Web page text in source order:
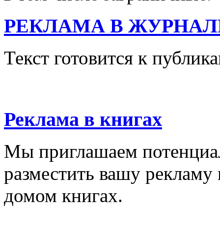
РЕКЛАМА В
Текст готовится к
Реклама в книгах
Мы приглашаем
разместить вашу рекламу
домом книгах.